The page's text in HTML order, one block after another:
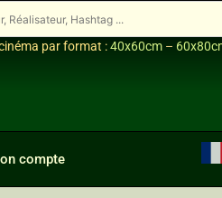
par format :40x60cm –
compte